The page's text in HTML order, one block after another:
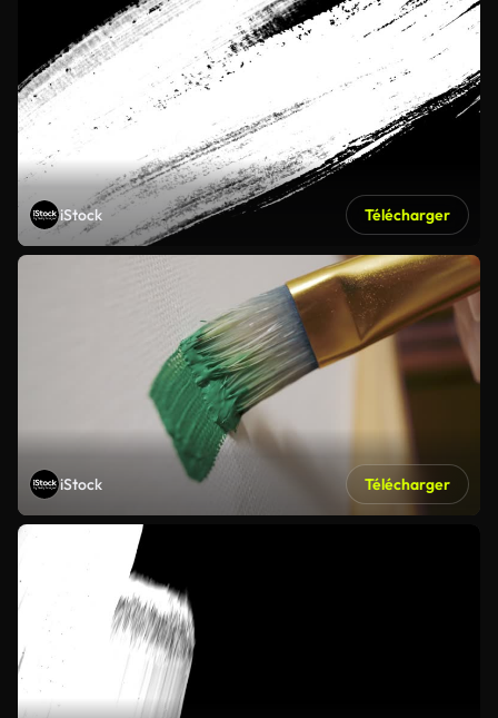
iStock Télécharger
iStock Télécharger